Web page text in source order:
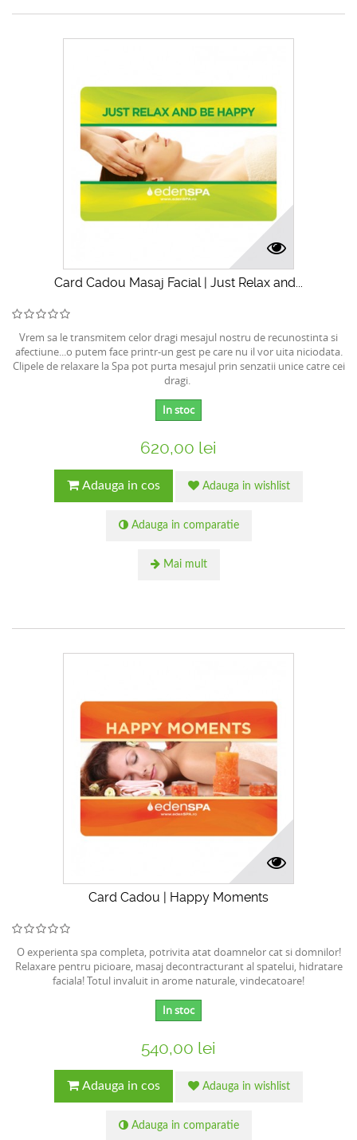
Card Cadou Masaj Facial | Just Relax and...
Vrem sa le transmitem celor dragi mesajul nostru de recunostinta si
afectiune...o putem face printr-un gest pe care nu il vor uita niciodata.
Clipele de relaxare la Spa pot purta mesajul prin senzatii unice catre cei
dragi.
In stoc
620,00 lei
Adauga in cos Adauga in wishlist
Adauga in comparatie
Mai mult
Card Cadou | Happy Moments
O experienta spa completa, potrivita atat doamnelor cat si domnilor!
Relaxare pentru picioare, masaj decontracturant al spatelui, hidratare
faciala! Totul invaluit in arome naturale, vindecatoare!
In stoc
540,00 lei
Adauga in cos Adauga in wishlist
Adauga in comparatie